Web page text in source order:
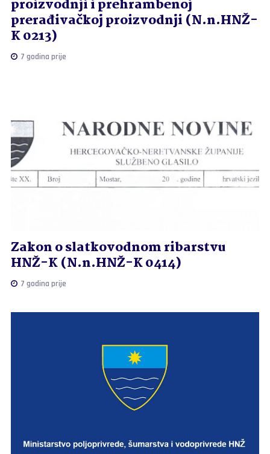
proizvodnji i prehrambenoj
prerađivačkoj proizvodnji (N.n.HNŽ-
K 0213)
7 godina prije
Zakon o slatkovodnom ribarstvu
HNŽ-K (N.n.HNŽ-K 0414)
7 godina prije